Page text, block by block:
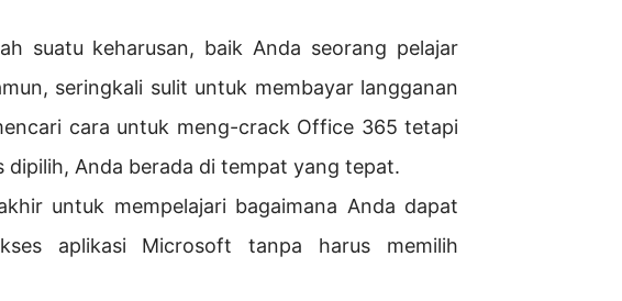
suatu keharusan, baik Anda seorang pelajar
seringkali sulit untuk membayar langganan
cara untuk meng-crack Office 365 tetapi
Anda berada di tempat yang tepat.
untuk mempelajari bagaimana Anda dapat
aplikasi Microsoft tanpa harus memilih